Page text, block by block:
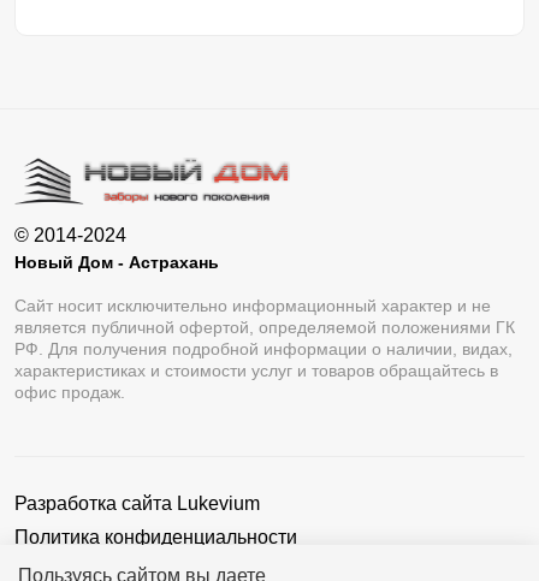
Пользуясь сайтом вы даете
© 2014-2024
Новый Дом - Астрахань
Сайт носит исключительно информационный характер и не
является публичной офертой, определяемой положениями ГК
РФ. Для получения подробной информации о наличии, видах,
характеристиках и стоимости услуг и товаров обращайтесь в
офис продаж.
Разработка сайта Lukevium
Политика конфиденциальности
Пользовательское соглашение